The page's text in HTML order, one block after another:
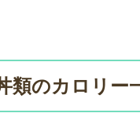
類のカロリー